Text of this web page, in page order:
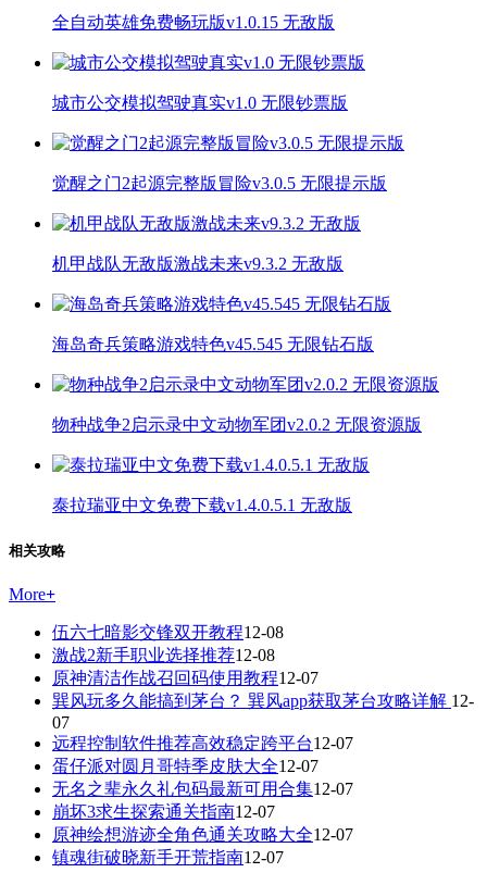
全自动英雄免费畅玩版v1.0.15 无敌版
城市公交模拟驾驶真实v1.0 无限钞票版
觉醒之门2起源完整版冒险v3.0.5 无限提示版
机甲战队无敌版激战未来v9.3.2 无敌版
海岛奇兵策略游戏特色v45.545 无限钻石版
物种战争2启示录中文动物军团v2.0.2 无限资源版
泰拉瑞亚中文免费下载v1.4.0.5.1 无敌版
相关攻略
More+
伍六七暗影交锋双开教程12-08
激战2新手职业选择推荐12-08
原神清洁作战召回码使用教程12-07
巽风玩多久能搞到茅台？ 巽风app获取茅台攻略详解 12-
07
远程控制软件推荐高效稳定跨平台12-07
蛋仔派对圆月哥特季皮肤大全12-07
无名之辈永久礼包码最新可用合集12-07
崩坏3求生探索通关指南12-07
原神绘想游迹全角色通关攻略大全12-07
镇魂街破晓新手开荒指南12-07